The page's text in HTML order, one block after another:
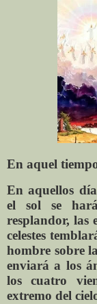
En aquel
En aquellos
el sol se
resplandor, las
celestes
hombre sobre
enviará a los
los cuatro
extremo del